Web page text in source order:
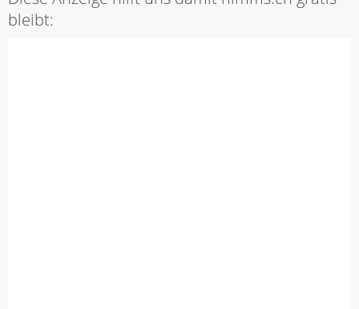
bleibt: